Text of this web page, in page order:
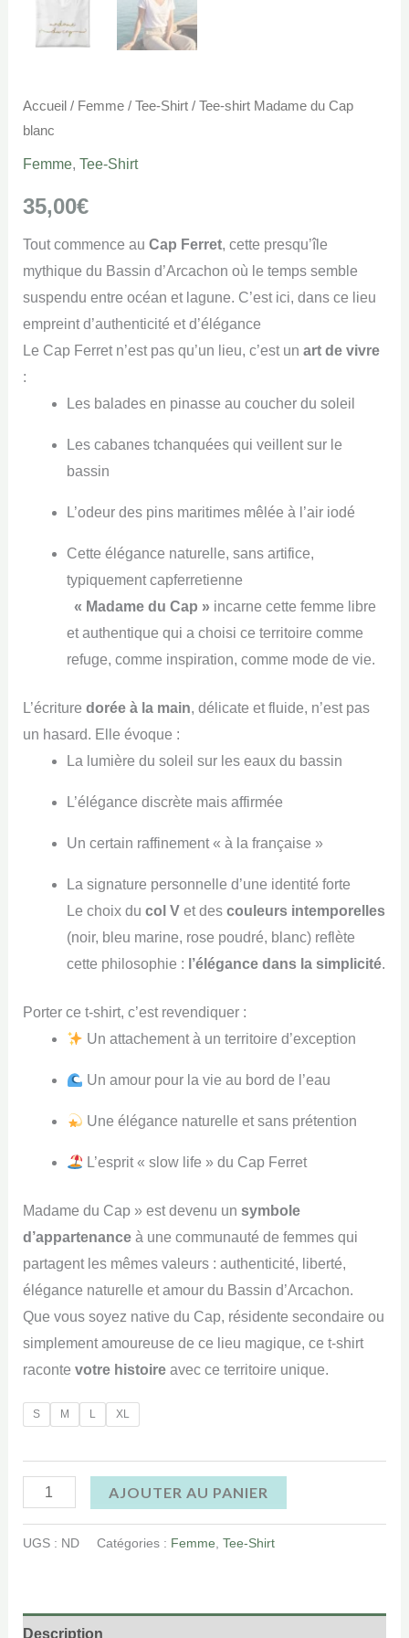
Accueil / Femme/ Tee-Shirt/ Tee-shirt Madame du Cap
blanc
Femme, Tee-Shirt
35,00€
Tout commence au Cap Ferret, cette presqu’île
mythique du Bassin d’Arcachon où le temps semble
suspendu entre océan et lagune. C’est ici, dans ce lieu
empreint d’authenticité et d’élégance
Le Cap Ferret n’est pas qu’un lieu, c’est un art de vivre
:
Les balades en pinasse au coucher du soleil
Les cabanes tchanquées qui veillent sur le
bassin
L’odeur des pins maritimes mêlée à l’air iodé
Cette élégance naturelle, sans artifice,
typiquement capferretienne
« Madame du Cap » incarne cette femme libre
et authentique qui a choisi ce territoire comme
refuge, comme inspiration, comme mode de vie.
L’écriture dorée à la main, délicate et fluide, n’est pas
un hasard. Elle évoque :
La lumière du soleil sur les eaux du bassin
L’élégance discrète mais affirmée
Un certain raffinement « à la française »
La signature personnelle d’une identité forte
Le choix du col Vet des couleurs intemporelles
(noir, bleu marine, rose poudré, blanc) reflète
cette philosophie : l’élégance dans la simplicité.
Porter ce t-shirt, c’est revendiquer :
Un attachement à un territoire d’exception
Un amour pour la vie au bord de l’eau
Une élégance naturelle et sans prétention
L’esprit « slow life » du Cap Ferret
Madame du Cap » est devenu un symbole
d’appartenanceà une communauté de femmes qui
partagent les mêmes valeurs : authenticité, liberté,
élégance naturelle et amour du Bassin d’Arcachon.
Que vous soyez native du Cap, résidente secondaire ou
simplement amoureuse de ce lieu magique, ce t-shirt
raconte votre histoireavec ce territoire unique.
S M L XL
AJOUTER AU PANIER
UGS : ND Catégories : Femme Tee-Shirt
Description